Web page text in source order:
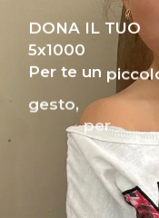
T UO
5x1000
Per te u p l
ges to, pe r loro
un
rande
do o